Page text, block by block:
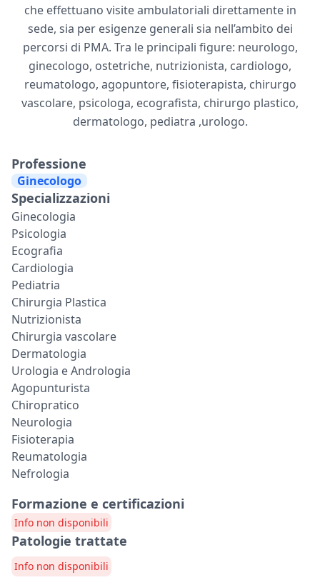
che effettuano visite ambulatoriali direttamente in
sede, sia per esigenze generali sia nell’ambito dei
percorsi di PMA. Tra le principali figure: neurologo,
ginecologo, ostetriche, nutrizionista, cardiologo,
reumatologo, agopuntore, fisioterapista, chirurgo
vascolare, psicologa, ecografista, chirurgo plastico,
dermatologo, pediatra ,urologo.
Professione
Ginecologo
Specializzazioni
Ginecologia
Psicologia
Ecografia
Cardiologia
Pediatria
Chirurgia Plastica
Nutrizionista
Chirurgia vascolare
Dermatologia
Urologia e Andrologia
Agopunturista
Chiropratico
Neurologia
Fisioterapia
Reumatologia
Nefrologia
Formazione e certificazioni
Info non disponibili
Patologie trattate
Info non disponibili